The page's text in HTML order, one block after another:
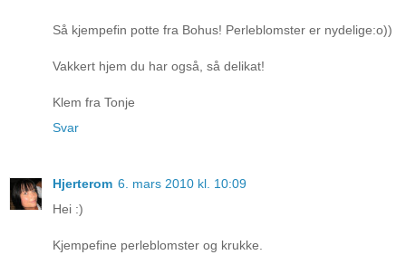
Så kjempefin potte fra Bohus! Perleblomster er nydelige:o))
Vakkert hjem du har også, så delikat!
Klem fra Tonje
Svar
Hjerterom 6. mars 2010 kl. 10:09
Hei :)
Kjempefine perleblomster og krukke.